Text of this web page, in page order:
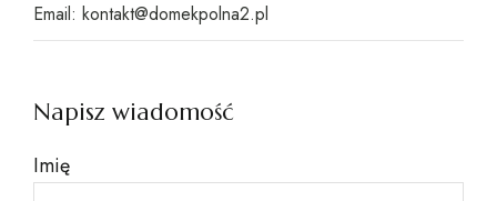
Email: kontakt@domekpolna2.pl
Napisz wiadomość
Imię